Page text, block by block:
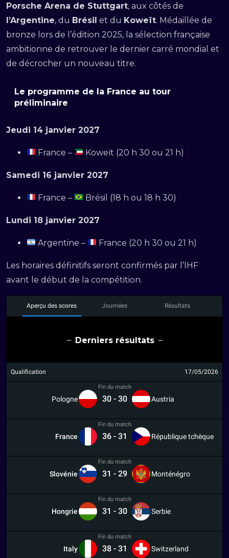
Porsche Arena de Stuttgart, aux côtés de
l’Argentine, du Brésil et du Koweït. Médaillée de
bronze lors de l’édition 2025, la sélection française
ambitionne de retrouver le dernier carré mondial et
de décrocher un nouveau titre.
Le programme de la France au tour
préliminaire
Jeudi 14 janvier 2027
France – Koweït (20 h 30 ou 21 h)
Samedi 16 janvier 2027
France – Brésil (18 h ou 18 h 30)
Lundi 18 janvier 2027
Argentine – France (20 h 30 ou 21 h)
Les horaires définitifs seront confirmés par l’IHF
avant le début de la compétition.
Aperçu des scores Journées Résultats
Derniers résultats
Qualification 17/05/2026
Pologne
Fin du match
30 - 30 Austria
France
Fin du match
36 - 31 République tchèque
Slovénie
Fin du match
31 - 29 Monténégro
Hongrie
Fin du match
31 - 30 Serbie
Italy
Fin du match
38 - 31 Switzerland